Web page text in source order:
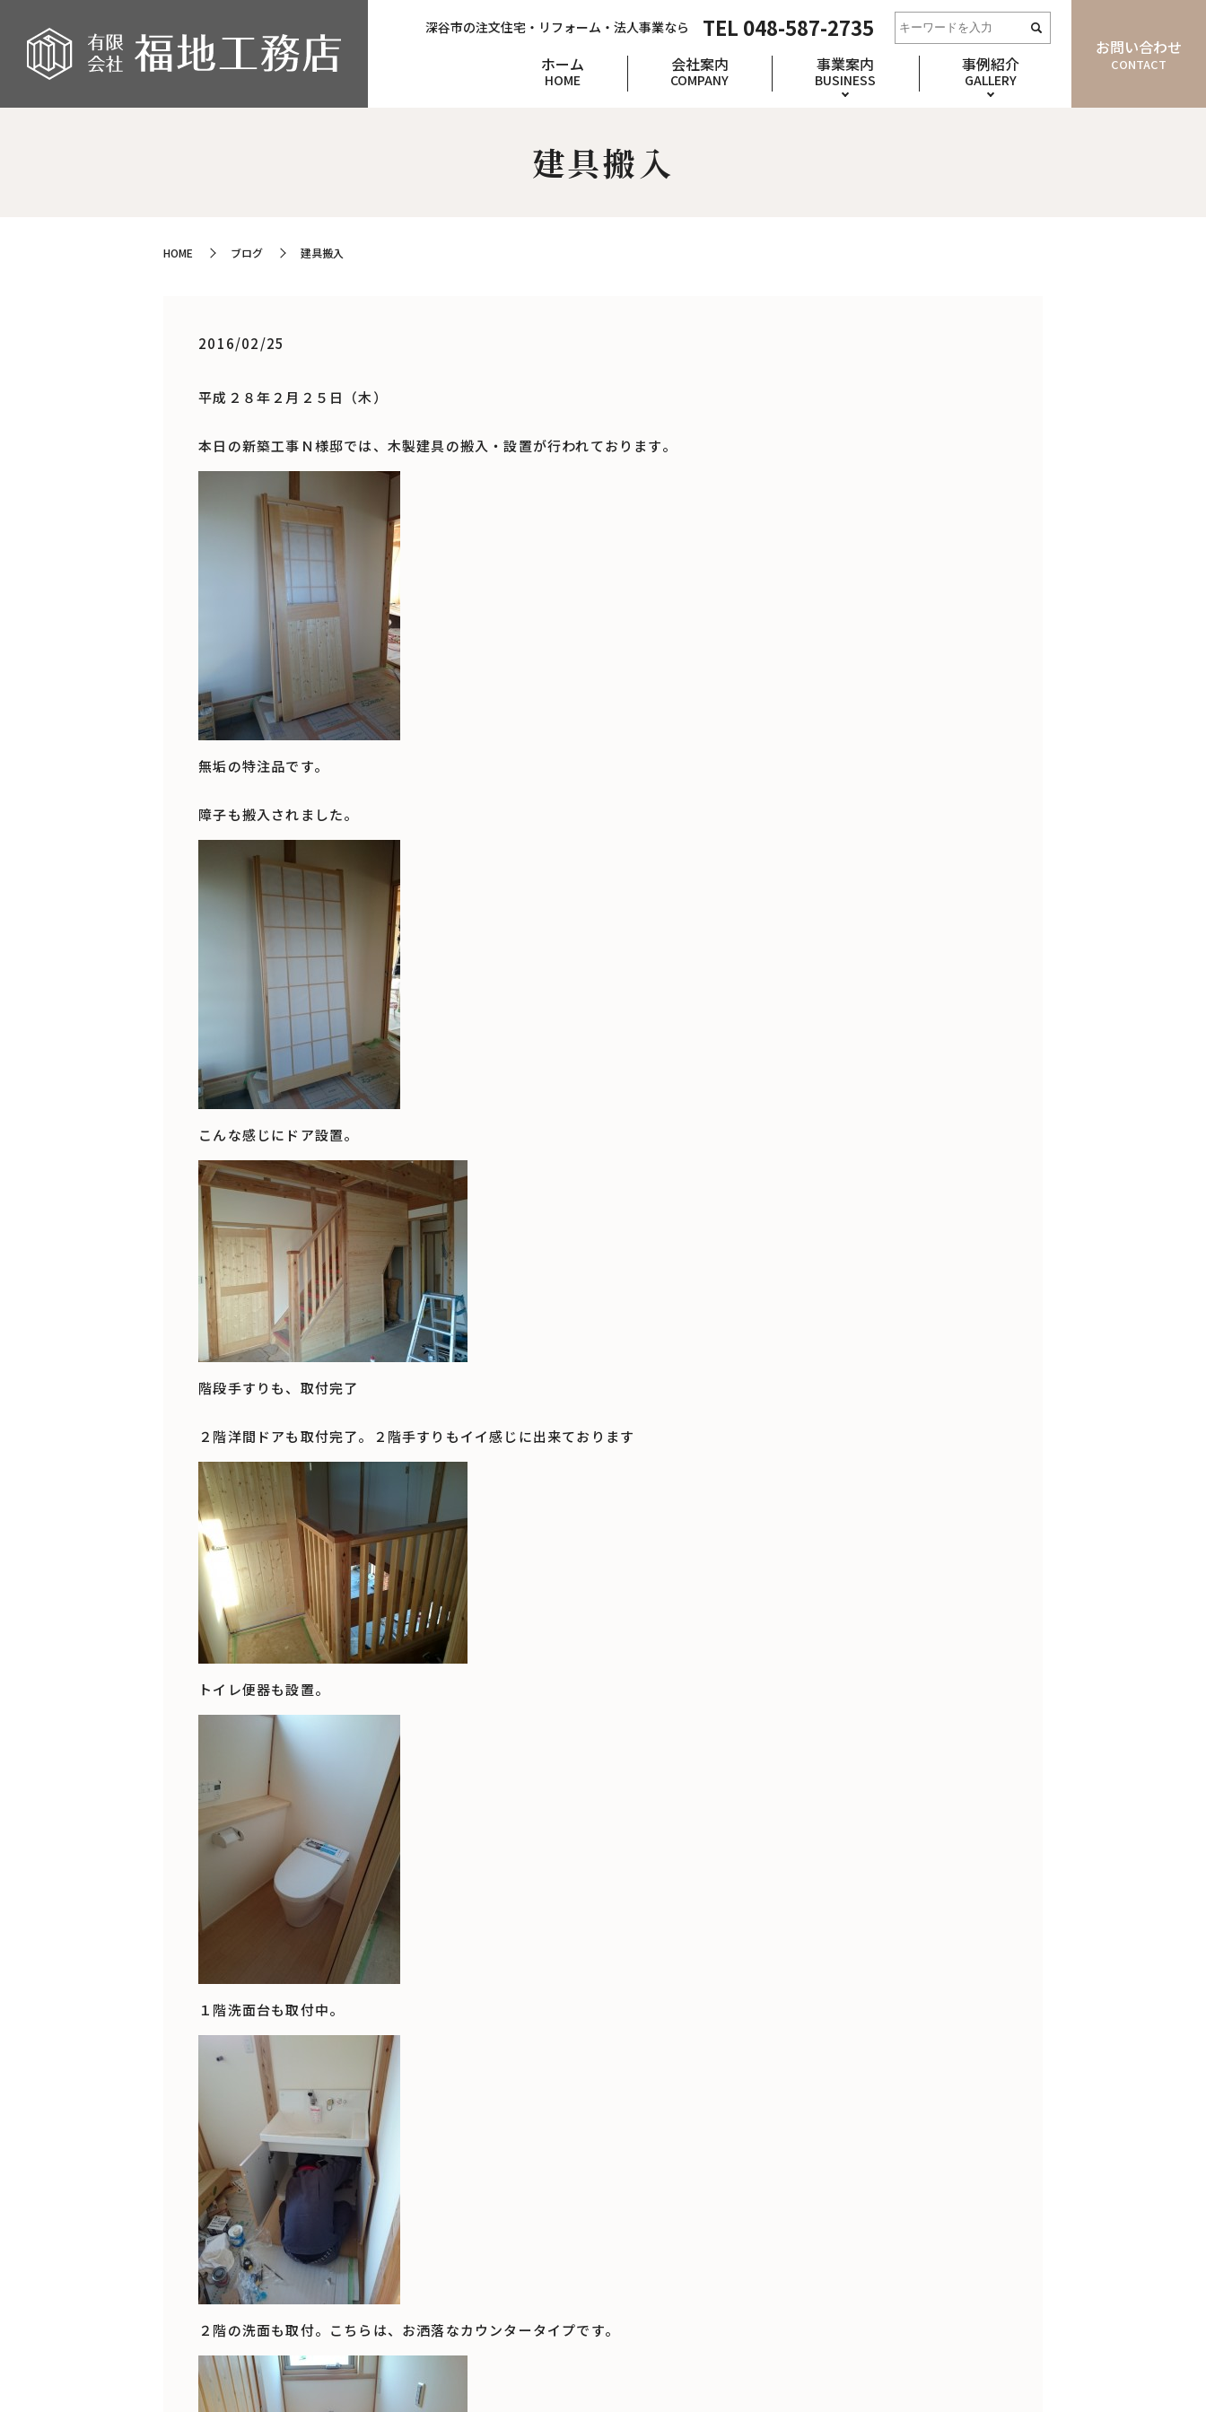
ホーム
HOME
会社案内
COMPANY
事業案内
BUSINESS
事例紹介
GALLERY
深谷市の注文住宅・リフォーム・法人事業なら TEL 048-587-2735
お問い合わせ
CONTACT
建具搬入
HOME ブログ 建具搬入
2016/02/25
平成２８年２月２５日（木）
本日の新築工事Ｎ様邸では、木製建具の搬入・設置が行われております。
無垢の特注品です。
障子も搬入されました。
こんな感じにドア設置。
階段手すりも、取付完了
２階洋間ドアも取付完了。２階手すりもイイ感じに出来ております
トイレ便器も設置。
１階洗面台も取付中。
２階の洗面も取付。こちらは、お洒落なカウンタータイプです。